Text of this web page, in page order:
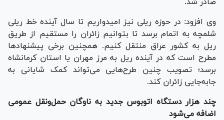
وی افزود: در حوزه ریلی نیز امیدواریم تا سال آینده خط ریلی
شلمچه به اتمام برسد تا بتوانیم زائران را مستقیم از طریق
ریل به کشور عراق منتقل کنیم. همچنین برخی پیشنهاد‌ها
مطرح است که در آینده ریل به مرز مهران یا استان کرمانشاه
برسد؛ تصویب چنین طرح‌هایی می‌تواند کمک شایانی به
جابه‌جایی زائران کند.
چند هزار دستگاه اتوبوس جدید به ناوگان حمل‌ونقل عمومی
اضافه می‌شود